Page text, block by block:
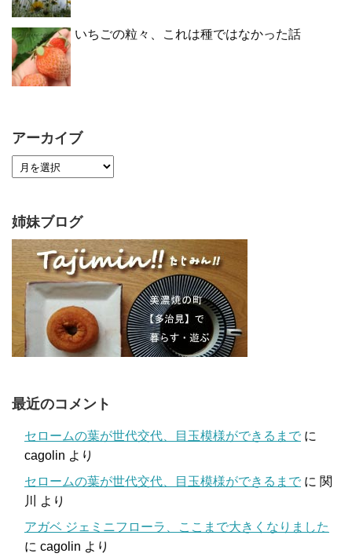
いちごの粒々、これは種ではなかった話
アーカイブ
姉妹ブログ
最近のコメント
セロームの葉が世代交代、目玉模様ができるまで に
cagolin より
セロームの葉が世代交代、目玉模様ができるまで に 関
川
より
アガベ ジェミニフローラ、ここまで大きくなりました
に cagolin より